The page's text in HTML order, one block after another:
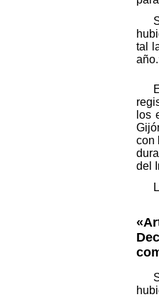
tal
los
con
del